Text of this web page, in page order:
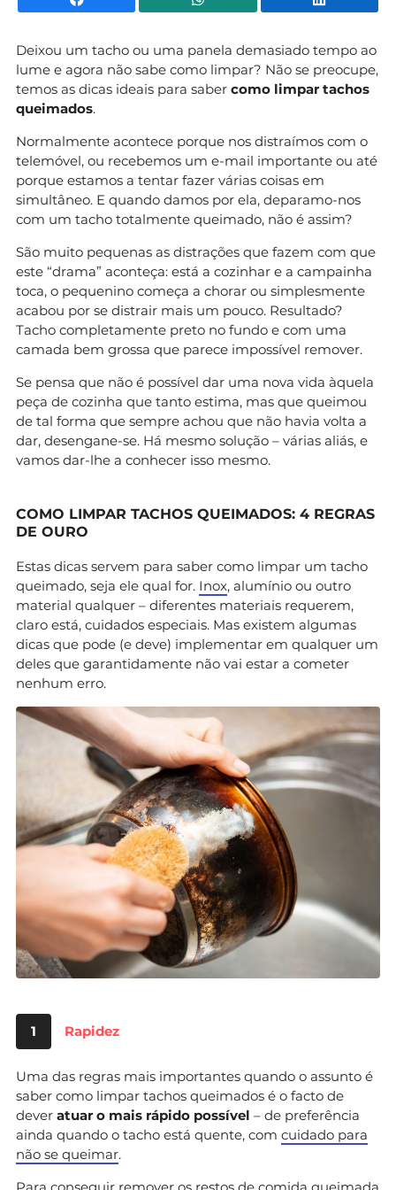
Deixou um tacho ou uma panela demasiado tempo ao
lume e agora não sabe como limpar? Não se preocupe,
temos as dicas ideais para saber como limpar tachos
queimados.
Normalmente acontece porque nos distraímos com o
telemóvel, ou recebemos um e-mail importante ou até
porque estamos a tentar fazer várias coisas em
simultâneo. E quando damos por ela, deparamo-nos
com um tacho totalmente queimado, não é assim?
São muito pequenas as distrações que fazem com que
este “drama” aconteça: está a cozinhar e a campainha
toca, o pequenino começa a chorar ou simplesmente
acabou por se distrair mais um pouco. Resultado?
Tacho completamente preto no fundo e com uma
camada bem grossa que parece impossível remover.
Se pensa que não é possível dar uma nova vida àquela
peça de cozinha que tanto estima, mas que queimou
de tal forma que sempre achou que não havia volta a
dar, desengane-se. Há mesmo solução – várias aliás, e
vamos dar-lhe a conhecer isso mesmo.
COMO LIMPAR TACHOS QUEIMADOS: 4 REGRAS
DE OURO
Estas dicas servem para saber como limpar um tacho
queimado, seja ele qual for. Inox, alumínio ou outro
material qualquer – diferentes materiais requerem,
claro está, cuidados especiais. Mas existem algumas
dicas que pode (e deve) implementar em qualquer um
deles que garantidamente não vai estar a cometer
nenhum erro.
1 Rapidez
Uma das regras mais importantes quando o assunto é
saber como limpar tachos queimados é o facto de
dever atuar o mais rápido possível – de preferência
ainda quando o tacho está quente, com cuidado para
não se queimar.
Para conseguir remover os restos de comida queimada